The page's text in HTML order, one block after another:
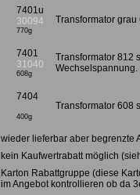
7401u
30094
770g
Transformator grau
7401
31040
608g
Transformator 812
Wechselspannung.
7404
400g
Transformator 608
wieder lieferbar aber begrenzte
kein Kaufwertrabatt möglich
Karton Rabattgruppe (diese
im Angebot kontrollieren ob da